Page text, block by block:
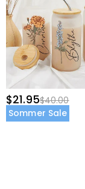
$21.95$40.00
Sommer Sale